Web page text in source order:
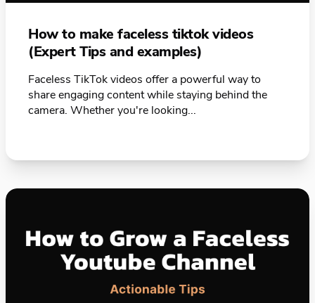
How to make faceless tiktok videos
(Expert Tips and examples)
Faceless TikTok videos offer a powerful way to
share engaging content while staying behind the
camera. Whether you're looking...